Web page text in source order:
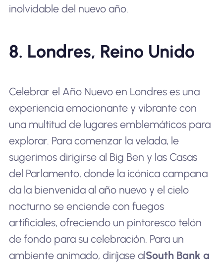
inolvidable del nuevo año.
8. Londres, Reino Unido
Celebrar el Año Nuevo en Londres es una
experiencia emocionante y vibrante con
una multitud de lugares emblemáticos para
explorar. Para comenzar la velada, le
sugerimos dirigirse al Big Ben y las Casas
del Parlamento, donde la icónica campana
da la bienvenida al año nuevo y el cielo
nocturno se enciende con fuegos
artificiales, ofreciendo un pintoresco telón
de fondo para su celebración. Para un
ambiente animado, diríjase alSouth Bank a